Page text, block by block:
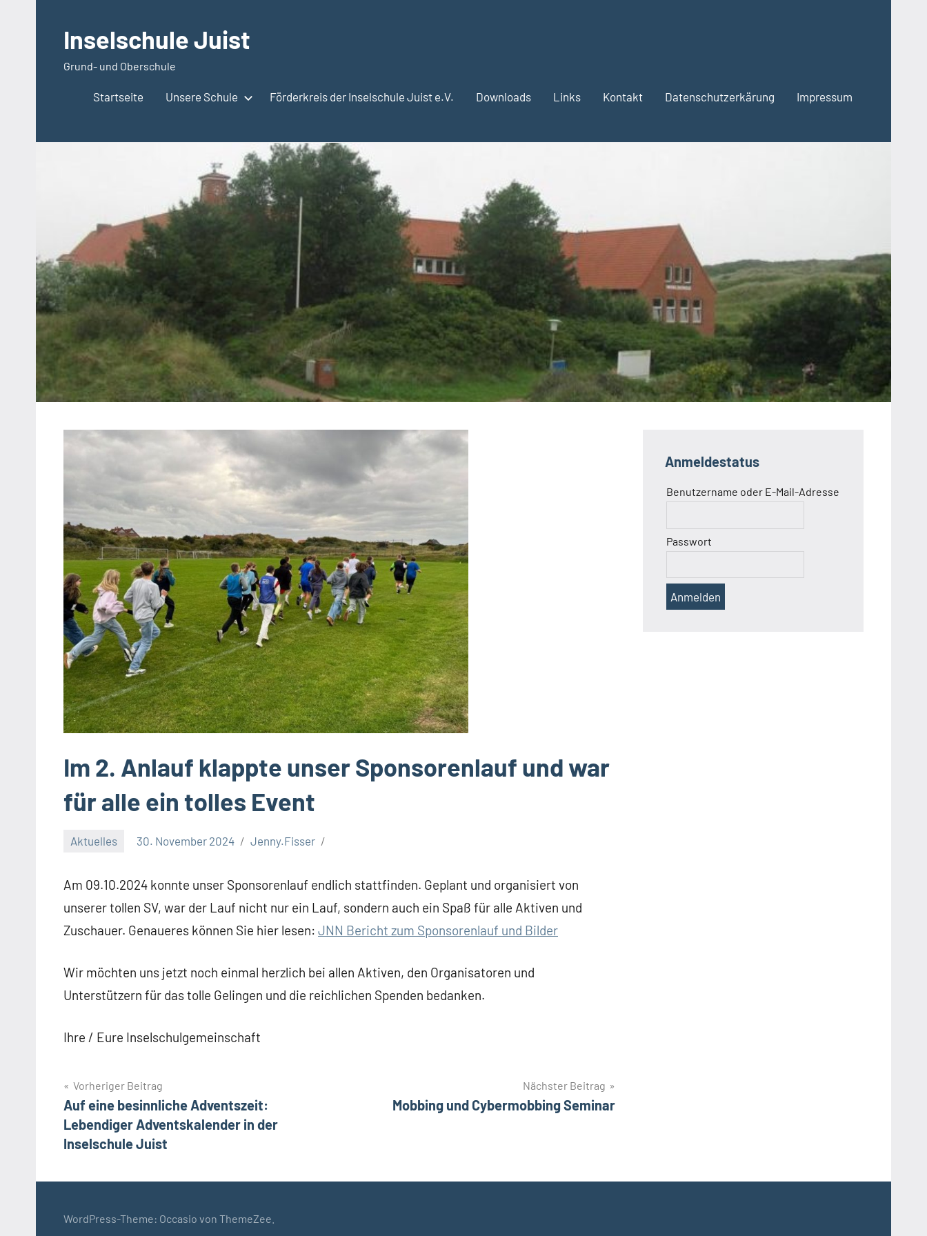
springenInselschule Juist
Grund- und Oberschule
Startseite Unsere Schule Förderkreis der Inselschule Juist e.V. Downloads Links Kontakt Datenschutzerkärung Impressum
Im 2. Anlauf klappte unser Sponsorenlauf und war
für alle ein tolles Event
Aktuelles 30. November 2024 Jenny.Fisser
Am 09.10.2024 konnte unser Sponsorenlauf endlich stattfinden. Geplant und organisiert von
unserer tollen SV, war der Lauf nicht nur ein Lauf, sondern auch ein Spaß für alle Aktiven und
Zuschauer. Genaueres können Sie hier lesen: JNN Bericht zum Sponsorenlauf und Bilder
Wir möchten uns jetzt noch einmal herzlich bei allen Aktiven, den Organisatoren und
Unterstützern für das tolle Gelingen und die reichlichen Spenden bedanken.
Ihre / Eure Inselschulgemeinschaft
Beitragsnavigation
Vorheriger Beitrag
Auf eine besinnliche Adventszeit:
Lebendiger Adventskalender in der
Inselschule Juist
Nächster Beitrag
Mobbing und Cybermobbing Seminar
Anmeldestatus
Benutzername oder E-Mail-Adresse
Passwort
WordPress-Theme: Occasio von ThemeZee.